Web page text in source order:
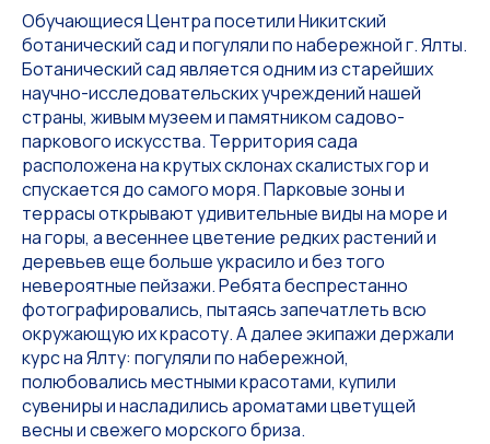
Обучающиеся Центра посетили Никитский
ботанический сад и погуляли по набережной г. Ялты.
Ботанический сад является одним из старейших
научно-исследовательских учреждений нашей
страны, живым музеем и памятником садово-
паркового искусства. Территория сада
расположена на крутых склонах скалистых гор и
спускается до самого моря. Парковые зоны и
террасы открывают удивительные виды на море и
на горы, а весеннее цветение редких растений и
деревьев еще больше украсило и без того
невероятные пейзажи. Ребята беспрестанно
фотографировались, пытаясь запечатлеть всю
окружающую их красоту. А далее экипажи держали
курс на Ялту: погуляли по набережной,
полюбовались местными красотами, купили
сувениры и насладились ароматами цветущей
весны и свежего морского бриза.